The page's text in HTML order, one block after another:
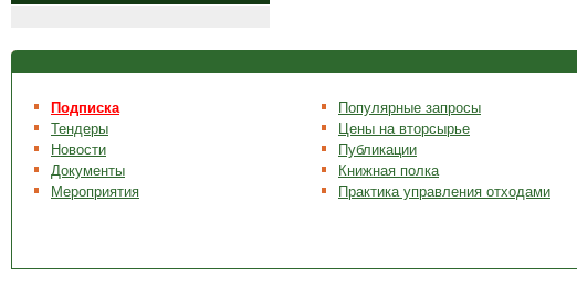
Подписка
Тендеры
Новости
Документы
Мероприятия
Популярные запросы
Цены на вторсырье
Публикации
Книжная полка
Практика управления отходами